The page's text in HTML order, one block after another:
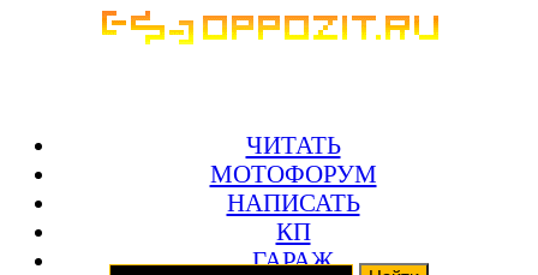
ЧИТАТЬ
МОТОФОРУМ
НАПИСАТЬ
КП
ГАРАЖ